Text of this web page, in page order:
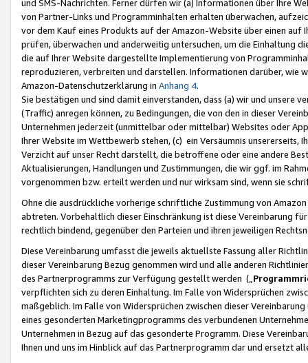
und SMS-Nachrichten. Ferner dürfen wir (a) Informationen über Ihre
von Partner-Links und Programminhalten erhalten überwachen,
vor dem Kauf eines Produkts auf der Amazon-Website über einen
prüfen, überwachen und anderweitig untersuchen, um die Einhaltung
die auf Ihrer Website dargestellte Implementierung von
reproduzieren, verbreiten und darstellen. Informationen darüber, wie
Amazon-Datenschutzerklärung in Anhang 4.
Sie bestätigen und sind damit einverstanden, dass (a) wir und
(Traffic) anregen können, zu Bedingungen, die von den in dieser
Unternehmen jederzeit (unmittelbar oder mittelbar) Websites oder
Ihrer Website im Wettbewerb stehen, (c) ein Versäumnis unsererseits,
Verzicht auf unser Recht darstellt, die betroffene oder eine andere
Aktualisierungen, Handlungen und Zustimmungen, die wir ggf. im
vorgenommen bzw. erteilt werden und nur wirksam sind, wenn sie
Ohne die ausdrückliche vorherige schriftliche Zustimmung von
abtreten. Vorbehaltlich dieser Einschränkung ist diese Vereinbarung
rechtlich bindend, gegenüber den Parteien und ihren jeweiligen
Diese Vereinbarung umfasst die jeweils aktuellste Fassung aller
dieser Vereinbarung Bezug genommen wird und alle anderen
des Partnerprogramms zur Verfügung gestellt werden („
verpflichten sich zu deren Einhaltung. Im Falle von Widersprüchen
maßgeblich. Im Falle von Widersprüchen zwischen dieser
eines gesonderten Marketingprogramms des verbundenen
Unternehmen in Bezug auf das gesonderte Programm. Diese
Ihnen und uns im Hinblick auf das Partnerprogramm dar und ersetzt